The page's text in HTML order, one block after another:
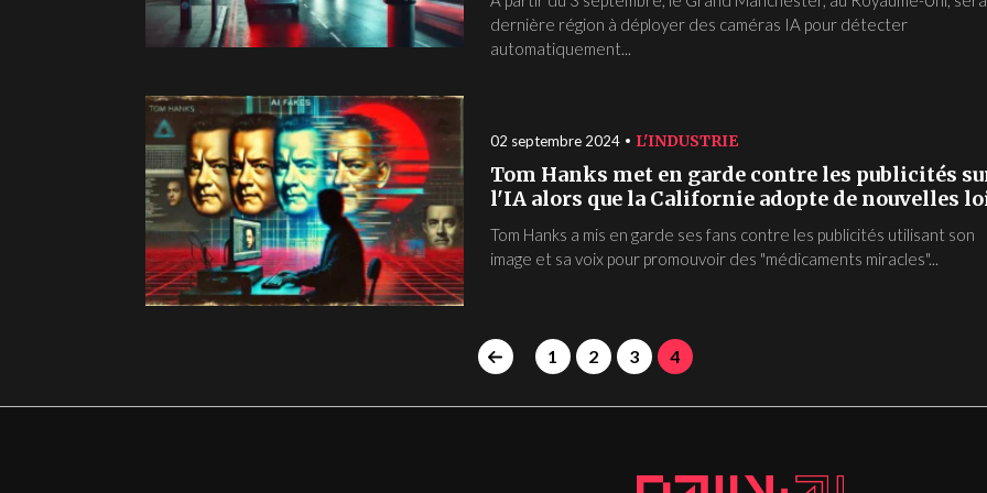
dernière région à déployer des caméras IA pour détecter
automatiquement...
02 septembre 2024 L'INDUSTRIE
Tom Hanks met en garde contre les publicités
l'IA alors que la Californie adopte de nouvelles
Tom Hanks a mis en garde ses fans contre les publicités utilisant son
image et sa voix pour promouvoir des "médicaments miracles"...
1 2 3 4